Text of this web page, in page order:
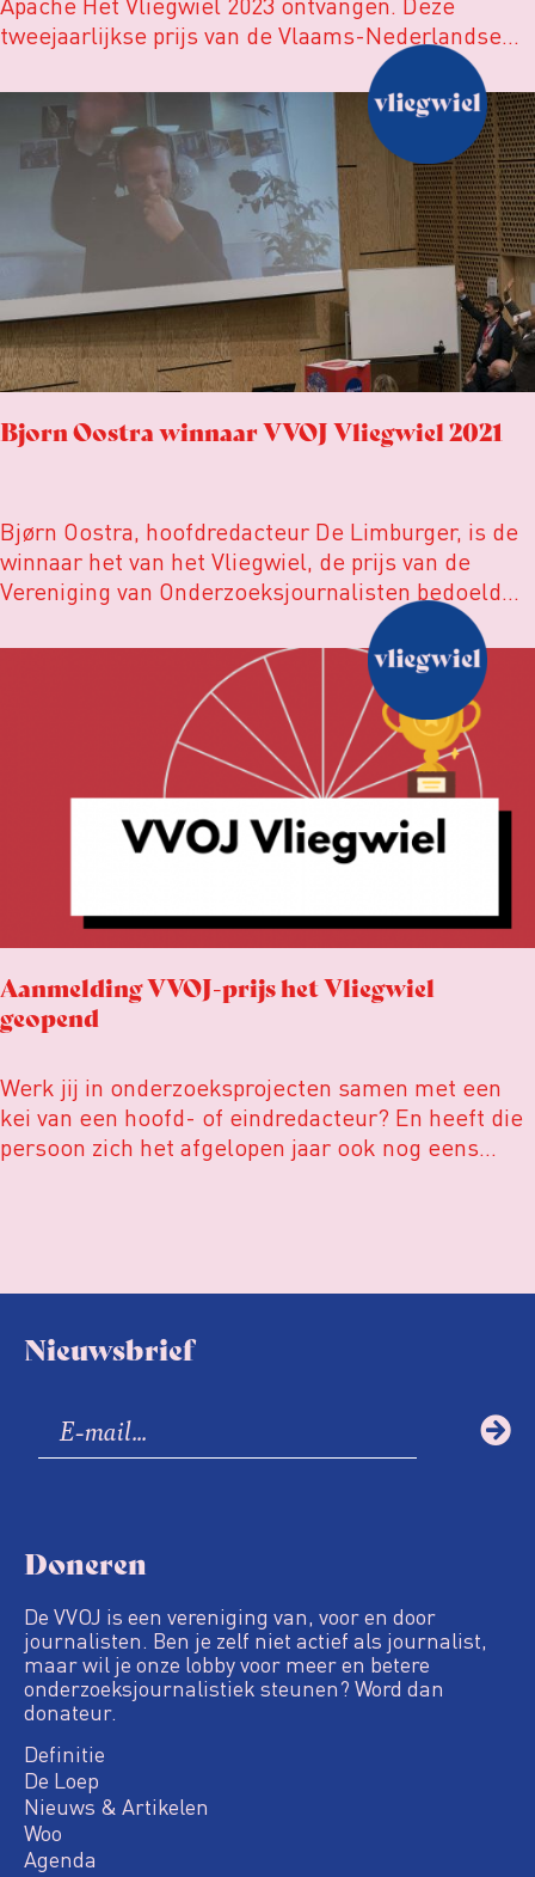
tweejaarlijkse prijs van de Vlaams-Nederlandse
Vereniging van Onderzoeksjournalisten (VVOJ)
werd uitgereikt tijdens de Conferentie voor de
Onderzoeksjournalistiek in Gent. Het is een
eerbetoon aan hoofd- of eindredacteuren die
hoogstaande onderzoeksjournalistiek mede
mogelijk maken.
Bjorn Oostra winnaar VVOJ Vliegwiel 2021
Bjørn Oostra, hoofdredacteur De Limburger, is de
winnaar het van het Vliegwiel, de prijs van de
Vereniging van Onderzoeksjournalisten bedoeld
voor de hoofdredacteur of manager die de
onderzoeksjournalistiek dit jaar het meest heeft
Aanmelding VVOJ-prijs het Vliegwiel
geopend
Werk jij in onderzoeksprojecten samen met een
kei van een hoofd- of eindredacteur? En heeft die
persoon zich het afgelopen jaar ook nog eens
voor Het Vliegwiel 2021.
Nieuwsbrief
Doneren
De VVOJ is een vereniging van, voor en door
journalisten. Ben je zelf niet actief als journalist,
maar wil je onze lobby voor meer en betere
onderzoeksjournalistiek steunen? Word dan
donateur.
Definitie
De Loep
Nieuws & Artikelen
Woo
Agenda